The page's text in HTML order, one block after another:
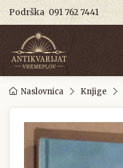
Podrška 091 762 7441
Naslovnica Knjige